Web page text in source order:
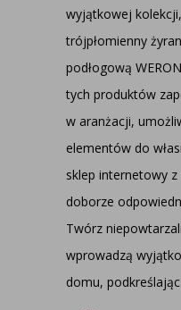
wyjątkowej
trójpłomienny
podłogową
tych produktów
w aranżacji,
elementów do
sklep internetowy
doborze
Twórz
wprowadzą
domu,